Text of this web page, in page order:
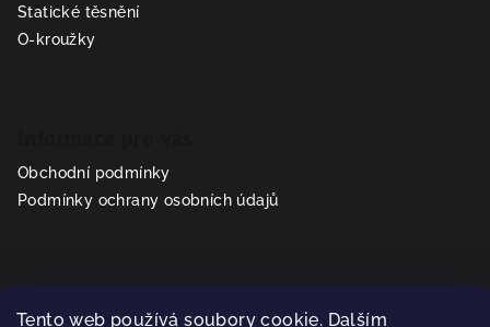
Tento web používá soubory cookie. Dalším
Statické těsnění
O-kroužky
Obchodní podmínky
Podmínky ochrany osobních údajů